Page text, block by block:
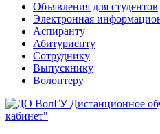
Объявления для студентов
Электронная
Аспиранту
Абитуриенту
Сотруднику
Выпускнику
Волонтеру
Дистанционное
кабинет"